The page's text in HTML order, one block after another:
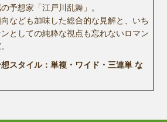
予想家「江戸川乱舞」。
なども加味した総合的な見解と、いち
としての純粋な視点も忘れないロマン
スタイル：単複・ワイド・三連単 な